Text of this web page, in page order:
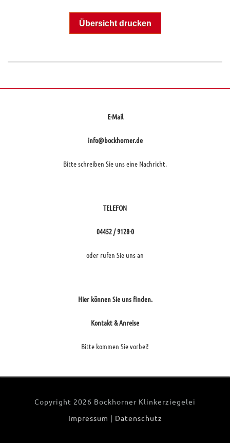
Übersicht drucken
E-Mail
info@bockhorner.de
Bitte schreiben Sie uns eine Nachricht.
TELEFON
04452 / 9128-0
oder rufen Sie uns an
Hier können Sie uns finden.
Kontakt & Anreise
Bitte kommen Sie vorbei!
Copyright 2026 Bockhorner Klinkerziegelei
Impressum | Datenschutz